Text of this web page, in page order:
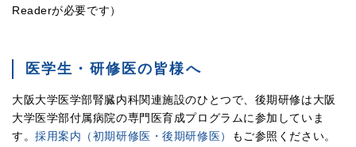
Readerが必要です）
医学生・研修医の皆様へ
大阪大学医学部腎臓内科関連施設のひとつで、後期研修は大阪
大学医学部付属病院の専門医育成プログラムに参加していま
す。採用案内（初期研修医・後期研修医）
もご参照ください。